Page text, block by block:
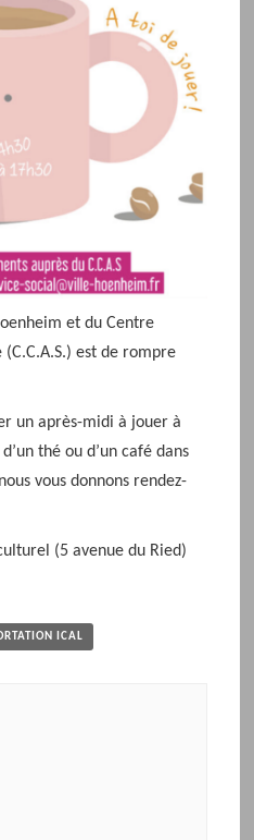
et du Centre
est de rompre
un après-midi à jouer à
thé ou d’un café dans
vous donnons rendez-
(5 avenue du Ried)
ICAL